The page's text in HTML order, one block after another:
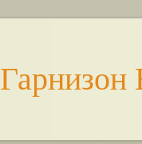
Гарнизон